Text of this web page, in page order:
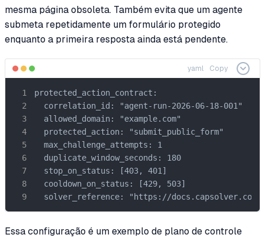
mesma página obsoleta. Também evita que um agente
submeta repetidamente um formulário protegido
enquanto a primeira resposta ainda está pendente.
yaml Copy
protected_action_contract:
  correlation_id: "agent-run-2026-06-18-001"
  allowed_domain: "example.com"
  protected_action: "submit_public_form"
  max_challenge_attempts: 1
  duplicate_window_seconds: 180
  stop_on_status: [403, 401]
  cooldown_on_status: [429, 503]
solver_reference: "https://
Essa configuração é um exemplo de plano de controle